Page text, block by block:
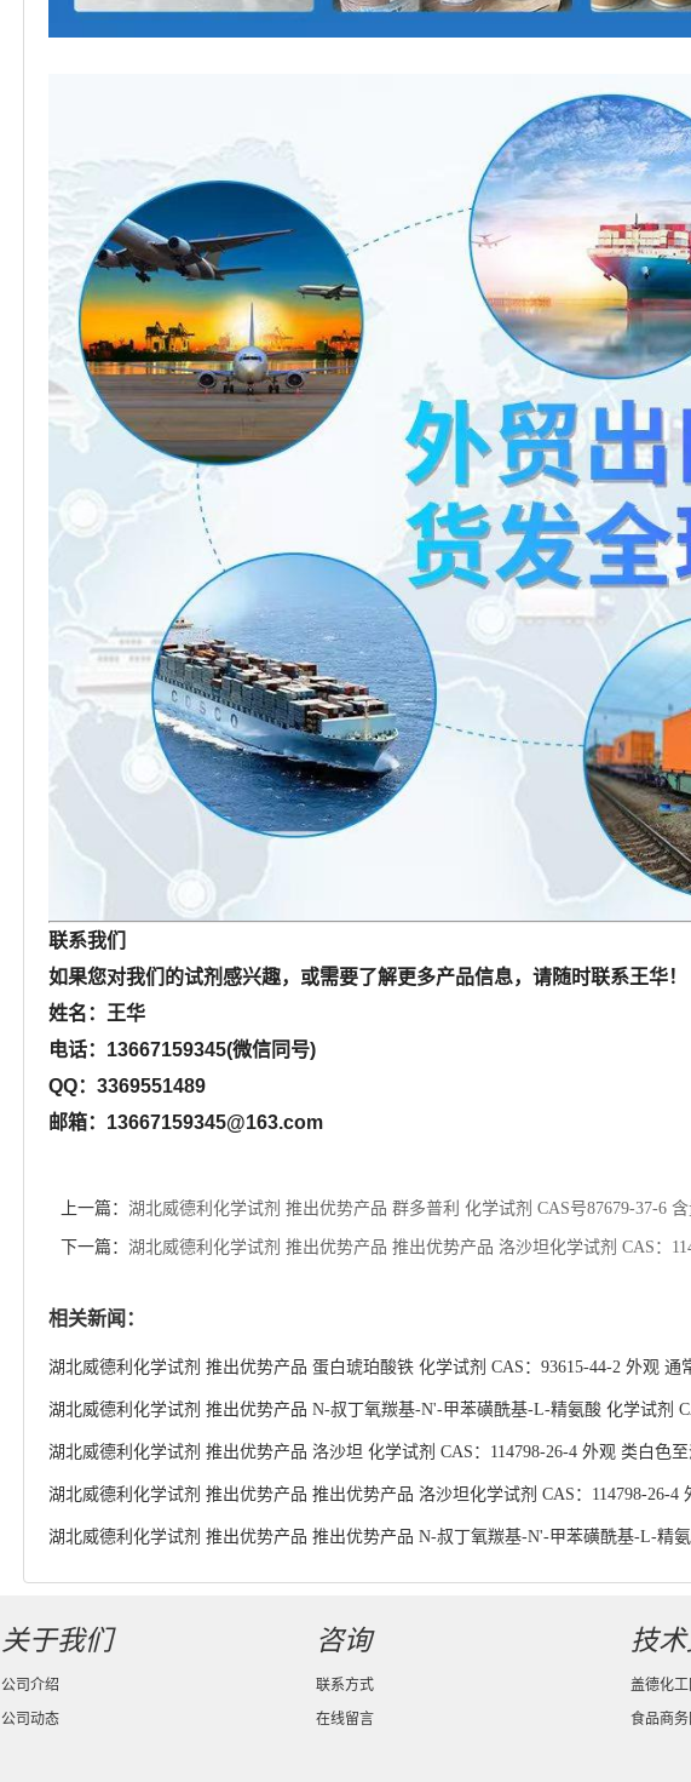
联系我们
如果您对我们的试剂感兴趣，或需要了解更多产品信息，请随时联系王华！
姓名：王华
电话： 13667159345(微信同号)
QQ： 3369551489
邮箱： 13667159345@163.com
上一篇： 湖北威德利化学试剂 推出优势产品 群多普利 化学试剂 CAS号87679-37-6
下一篇： 湖北威德利化学试剂 推出优势产品 推出优势产品 洛沙坦化学试剂 CAS：
相关新闻：
湖北威德利化学试剂 推出优势产品 蛋白琥珀酸铁 化学试剂 CAS：93615-44-2 外观
湖北威德利化学试剂 推出优势产品 N-叔丁氧羰基-N'-甲苯磺酰基-L-精氨酸 化学试剂
货供应
湖北威德利化学试剂 推出优势产品 洛沙坦 化学试剂 CAS：114798-26-4 外观 类白色
湖北威德利化学试剂 推出优势产品 推出优势产品 洛沙坦化学试剂 CAS：114798-26-
湖北威德利化学试剂 推出优势产品 推出优势产品 N-叔丁氧羰基-N'-甲苯磺酰基-L-精
度98% 新货供应
关于我们
公司介绍
公司动态
咨询
联系方式
在线留言
技
盖德化工
食品商务